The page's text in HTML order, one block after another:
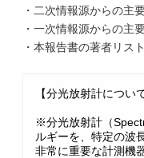
・二次情報源からの主
・一次情報源からの主
・本報告書の著者リスト
【分光放射計について
※分光放射計（
ルギーを、特定の波
非常に重要な計測機